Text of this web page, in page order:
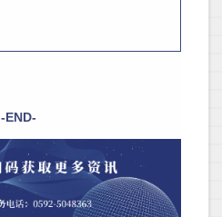
-END-